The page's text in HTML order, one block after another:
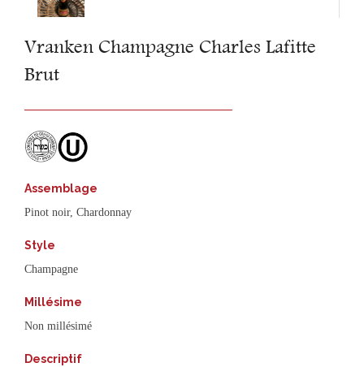
Vranken Champagne Charles Lafitte
Brut
Assemblage
Pinot noir, Chardonnay
Style
Champagne
Millésime
Non millésimé
Descriptif